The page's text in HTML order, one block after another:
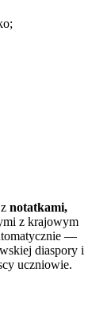
notatkami,
z krajowym
—
diaspory i
uczniowie.